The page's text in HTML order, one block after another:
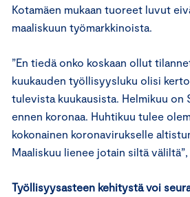
Kotamäen mukaan tuoreet luvut
maaliskuun työmarkkinoista.
”En tiedä onko koskaan ollut
kuukauden työllisyysluku olisi
tulevista kuukausista. Helmikuu on
ennen koronaa. Huhtikuu tulee
kokonainen koronavirukselle
Maaliskuu lienee jotain siltä
Työllisyysasteen kehitystä voi